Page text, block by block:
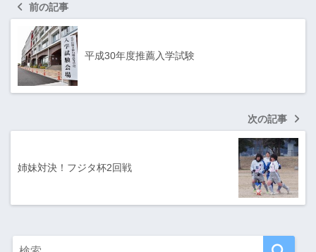
前の記事
平成30年度推薦入学試験
次の記事
姉妹対決！フジタ杯2回戦